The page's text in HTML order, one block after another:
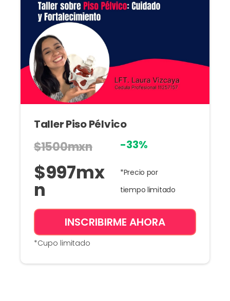
Taller Piso Pélvico
$1500mxn -33%
$997mx
n
*Precio por
tiempo limitado
INSCRIBIRME AHORA
*Cupo limitado